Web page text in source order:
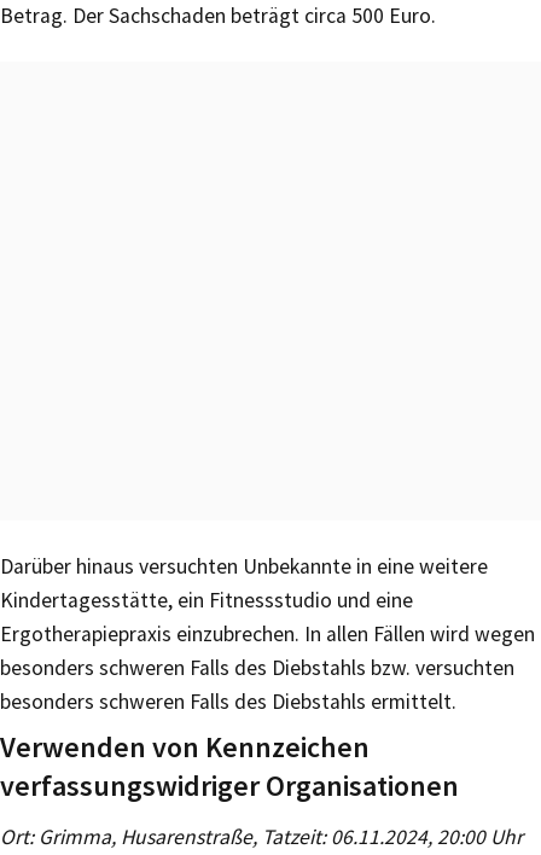
Betrag. Der Sachschaden beträgt circa 500 Euro.
Darüber hinaus versuchten Unbekannte in eine weitere
Kindertagesstätte, ein Fitnessstudio und eine
Ergotherapiepraxis einzubrechen. In allen Fällen wird wegen
besonders schweren Falls des Diebstahls bzw. versuchten
besonders schweren Falls des Diebstahls ermittelt.
Verwenden von Kennzeichen
verfassungswidriger Organisationen
Ort: Grimma, Husarenstraße, Tatzeit: 06.11.2024, 20:00 Uhr